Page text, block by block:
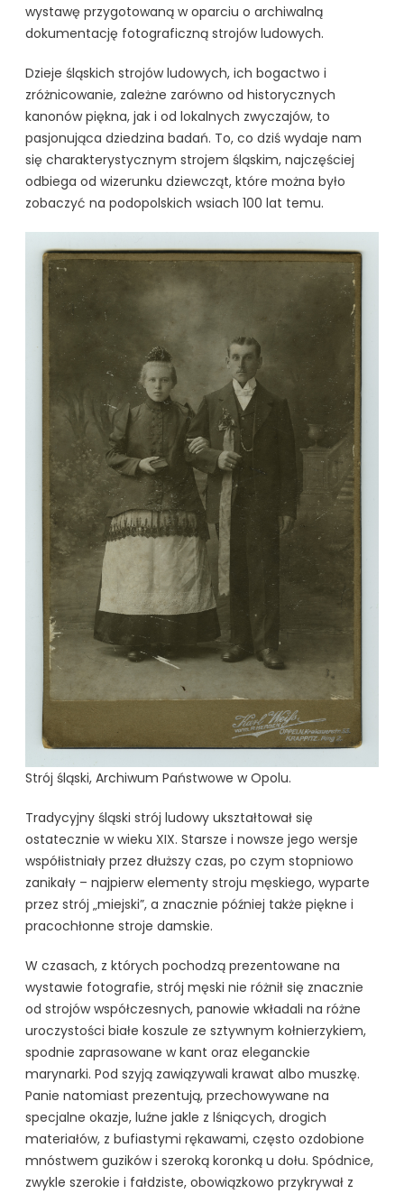
wystawę przygotowaną w oparciu o archiwalną
dokumentację fotograficzną strojów ludowych.
Dzieje śląskich strojów ludowych, ich bogactwo i
zróżnicowanie, zależne zarówno od historycznych
kanonów piękna, jak i od lokalnych zwyczajów, to
pasjonująca dziedzina badań. To, co dziś wydaje nam
się charakterystycznym strojem śląskim, najczęściej
odbiega od wizerunku dziewcząt, które można było
zobaczyć na podopolskich wsiach 100 lat temu.
Strój śląski, Archiwum Państwowe w Opolu.
Tradycyjny śląski strój ludowy ukształtował się
ostatecznie w wieku XIX. Starsze i nowsze jego wersje
współistniały przez dłuższy czas, po czym stopniowo
zanikały – najpierw elementy stroju męskiego, wyparte
przez strój „miejski”, a znacznie później także piękne i
pracochłonne stroje damskie.
W czasach, z których pochodzą prezentowane na
wystawie fotografie, strój męski nie różnił się znacznie
od strojów współczesnych, panowie wkładali na różne
uroczystości białe koszule ze sztywnym kołnierzykiem,
spodnie zaprasowane w kant oraz eleganckie
marynarki. Pod szyją zawiązywali krawat albo muszkę.
Panie natomiast prezentują, przechowywane na
specjalne okazje, luźne jakle z lśniących, drogich
materiałów, z bufiastymi rękawami, często ozdobione
mnóstwem guzików i szeroką koronką u dołu. Spódnice,
zwykle szerokie i fałdziste, obowiązkowo przykrywał z